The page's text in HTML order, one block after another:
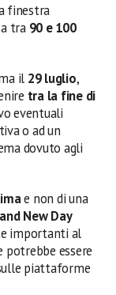
finestra
tra 90 e 100
il 29 luglio,
tra la fine di
eventuali
o ad un
dovuto agli
e non di una
New Day
importanti al
essere
piattaforme